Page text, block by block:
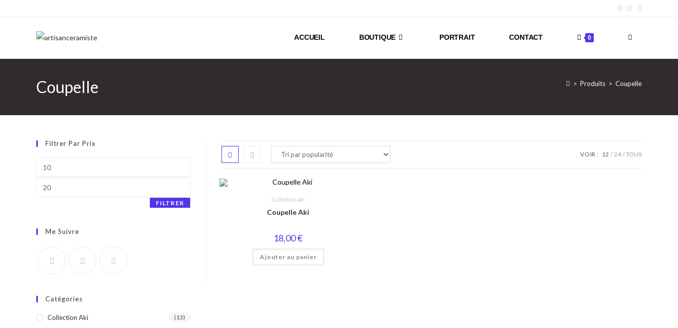
ACCUEIL BOUTIQUE PORTRAIT CONTACT 0 TOGGLE
Coupelle > Produits > Coupelle
VOIR : 12 24 TOUS
Collection Aki
Coupelle Aki
18,00€
Ajouter au panier
Filtrer Par Prix
min
max
FILTRER
Me Suivre
Catégories
Collection Aki (13)